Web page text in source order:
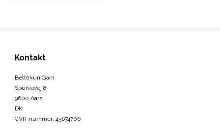
Kontakt
Bettekun Garn
Spurvevej 8
9600 Aars
DK
CVR-nummer: 43674706